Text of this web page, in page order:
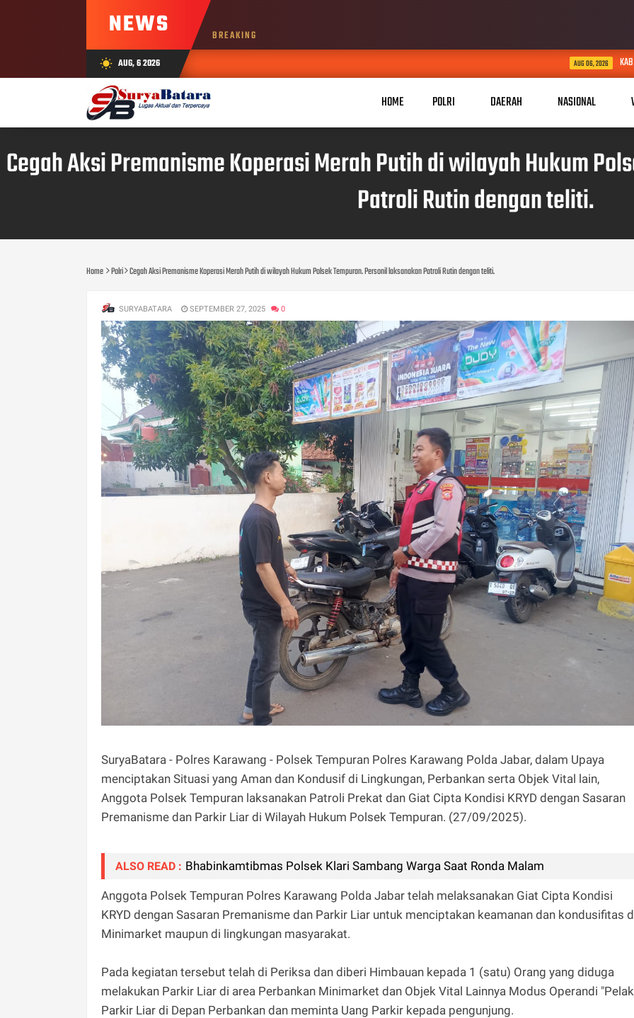
NEWS BREAKING
wb_sunny AUG, 6 2026 KABID HUMAS POLDA JABAR
HOME POLRI DAERAH NASIONAL
Cegah Aksi Premanisme Koperasi Merah Putih di wilayah Hukum
Patroli Rutin dengan teliti.
Home Polri Cegah Aksi Premanisme Koperasi Merah Putih di wilayah Hukum Polsek Tempuran. Personil laksanakan Patroli Rutin dengan teliti.
SURYABATARA SEPTEMBER 27, 2025 0
SuryaBatara - Polres Karawang - Polsek Tempuran Polres Karawang Polda Jabar, dalam Upaya
menciptakan Situasi yang Aman dan Kondusif di Lingkungan, Perbankan serta Objek Vital lain,
Anggota Polsek Tempuran laksanakan Patroli Prekat dan Giat Cipta Kondisi KRYD dengan Sasaran
Premanisme dan Parkir Liar di Wilayah Hukum Polsek Tempuran. (27/09/2025).
ALSO READ : Bhabinkamtibmas Polsek Klari Sambang Warga Saat Ronda Malam
Anggota Polsek Tempuran Polres Karawang Polda Jabar telah melaksanakan Giat Cipta Kondisi
KRYD dengan Sasaran Premanisme dan Parkir Liar untuk menciptakan keamanan dan kondusifitas
Minimarket maupun di lingkungan masyarakat.
Pada kegiatan tersebut telah di Periksa dan diberi Himbauan kepada 1 (satu) Orang yang diduga
melakukan Parkir Liar di area Perbankan Minimarket dan Objek Vital Lainnya Modus Operandi
Parkir Liar di Depan Perbankan dan meminta Uang Parkir kepada pengunjung.